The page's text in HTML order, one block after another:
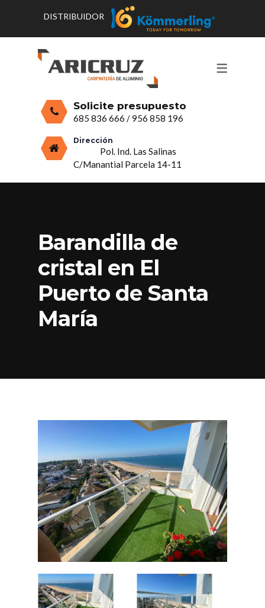
PRODUCTOS
PUERTAS, VENTANAS Y
CERRAMIENTOS, PORCHES Y TECHOS
ALUMINIO
CONTACTO Y HORARIOS
PRESUPUESTO
DISTRIBUIDOR
Solicite presupuesto
685 836 666 /956 858 196
Dirección
Pol. Ind. Las Salinas
C/Manantial Parcela 14-11
Barandilla de
cristal en El
Puerto de Santa
María